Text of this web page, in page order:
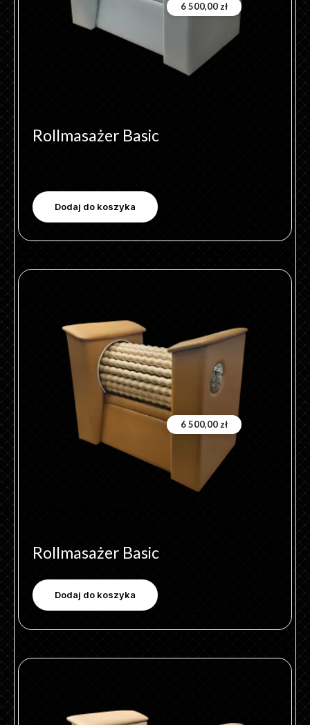
6 500,00zł
Rollmasażer Basic
Dodaj do koszyka
6 500,00 zł
Rollmasażer Basic
Dodaj do koszyka